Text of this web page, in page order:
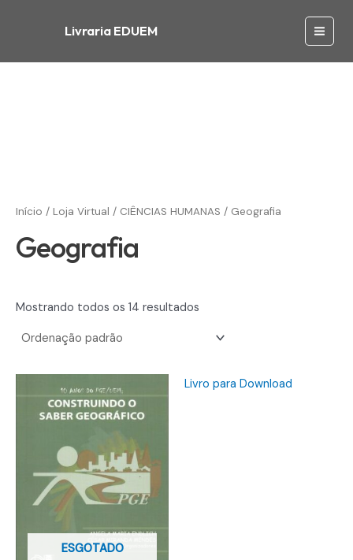
Livraria EDUEM
Main
Início / Loja Virtual / CIÊNCIAS HUMANAS / Geografia
Geografia
Mostrando todos os 14 resultados
ESGOTADO
Livro para Download